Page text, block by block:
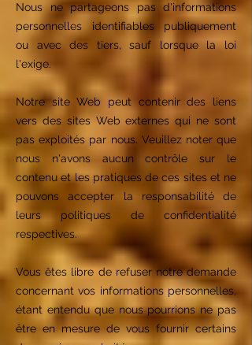
Nous ne partageons pas d'informations
personnelles identifiables publiquement
ou avec des tiers, sauf lorsque la loi
l'exige.
Notre site Web peut contenir des liens
vers des sites Web externes qui ne sont
pas exploités par nous. Veuillez noter que
nous n'avons aucun contrôle sur le
contenu et les pratiques de ces sites et ne
pouvons accepter la responsabilité de
leurs politiques de confidentialité
respectives.
Vous êtes libre de refuser notre demande
concernant vos informations personnelles,
étant entendu que nous pourrions ne pas
être en mesure de vous fournir certains